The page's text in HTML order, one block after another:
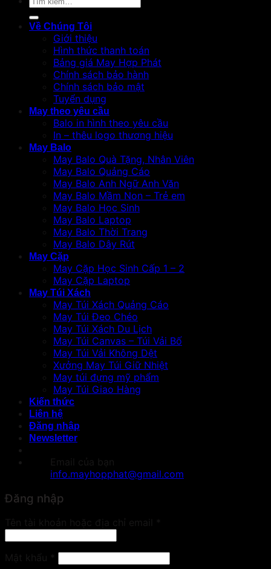
kiếm:
Về Chúng Tôi
Giới thiệu
Hình thức thanh toán
Bảng giá May Hợp Phát
Chính sách bảo hành
Chính sách bảo mật
Tuyển dụng
May theo yêu cầu
Balo in hình theo yêu cầu
In – thêu logo thương hiệu
May Balo
May Balo Quà Tặng, Nhân Viên
May Balo Quảng Cáo
May Balo Anh Ngữ Anh Văn
May Balo Mầm Non – Trẻ em
May Balo Học Sinh
May Balo Laptop
May Balo Thời Trang
May Balo Dây Rút
May Cặp
May Cặp Học Sinh Cấp 1 – 2
May Cặp Laptop
May Túi Xách
May Túi Xách Quảng Cáo
May Túi Đeo Chéo
May Túi Xách Du Lịch
May Túi Canvas – Túi Vải Bố
May Túi Vải Không Dệt
Xưởng May Túi Giữ Nhiệt
May túi đựng mỹ phẩm
May Túi Giao Hàng
Kiến thức
Liên hệ
Đăng nhập
Newsletter
info.mayhopphat@gmail.com
Đăng nhập